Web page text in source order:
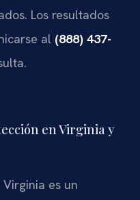
Los resultados
al (888) 437-
en Virginia y
es un